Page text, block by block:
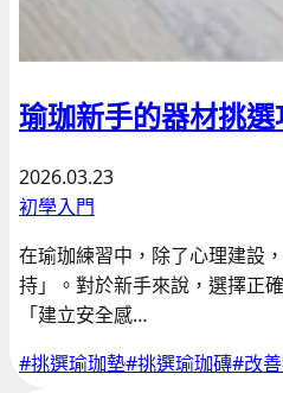
瑜珈新手的器材挑選
2026.03.23
初學入門
在瑜珈練習中，除了心理建設
持」。對於新手來說，選擇正
「建立安全感…
#挑選瑜珈墊#挑選瑜珈磚#改